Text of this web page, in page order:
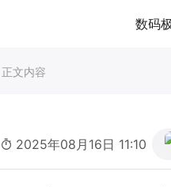
数码
正文内容
2025年08月16日 11:10